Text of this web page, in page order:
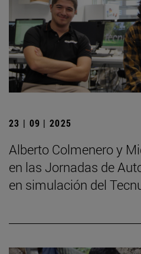
23 | 09 | 2025
Alberto Colmenero y
en las Jornadas de
en simulación del